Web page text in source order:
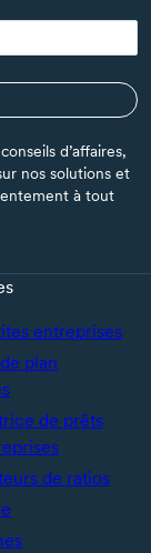
d’affaires,
nos solutions et
à tout
entreprises
plan
de prêts
de ratios